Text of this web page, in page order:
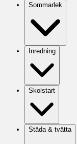
Sommarlek
Inredning
Skolstart
Städa & tvätta